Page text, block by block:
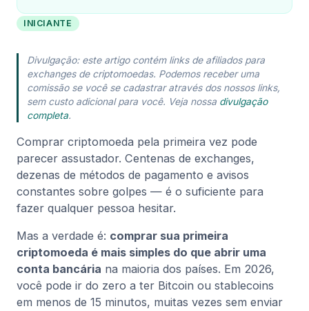
INICIANTE
Divulgação: este artigo contém links de afiliados para
exchanges de criptomoedas. Podemos receber uma
comissão se você se cadastrar através dos nossos links,
sem custo adicional para você. Veja nossa divulgação
completa.
Comprar criptomoeda pela primeira vez pode
parecer assustador. Centenas de exchanges,
dezenas de métodos de pagamento e avisos
constantes sobre golpes — é o suficiente para
fazer qualquer pessoa hesitar.
Mas a verdade é: comprar sua primeira
criptomoeda é mais simples do que abrir uma
conta bancária na maioria dos países. Em 2026,
você pode ir do zero a ter Bitcoin ou stablecoins
em menos de 15 minutos, muitas vezes sem enviar